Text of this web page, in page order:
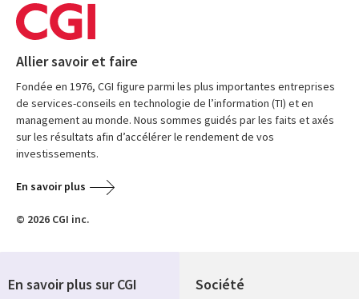
Allier savoir et faire
Fondée en 1976, CGI figure parmi les plus importantes entreprises
de services-conseils en technologie de l’information (TI) et en
management au monde. Nous sommes guidés par les faits et axés
sur les résultats afin d’accélérer le rendement de vos
investissements.
En savoir plus
© 2026 CGI inc.
Société
En savoir plus sur CGI